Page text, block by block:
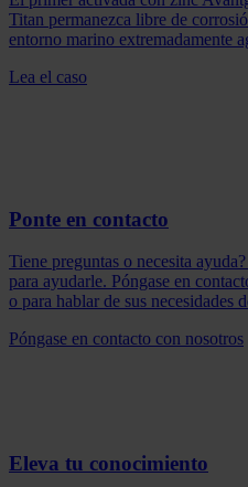
Titan permanezca libre de
entorno marino extremadamente
Lea el caso
Ponte en contacto
Tiene preguntas o necesita
para ayudarle. Póngase en
o para hablar de sus necesidades
Póngase en contacto con nosotros
Eleva tu conocimiento